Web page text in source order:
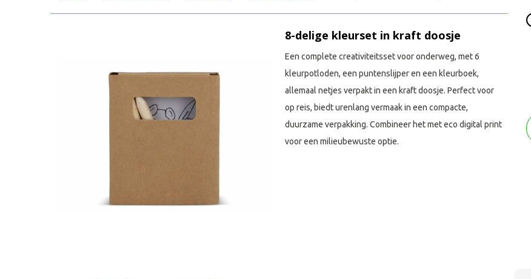
8-delige kleurset in kraft doosje
Een complete creativiteitsset voor onderweg, met 6
kleurpotloden, een puntenslijper en een kleurboek,
allemaal netjes verpakt in een kraft doosje. Perfect voor
op reis, biedt urenlang vermaak in een compacte,
duurzame verpakking. Combineer het met eco digital print
voor een milieubewuste optie.